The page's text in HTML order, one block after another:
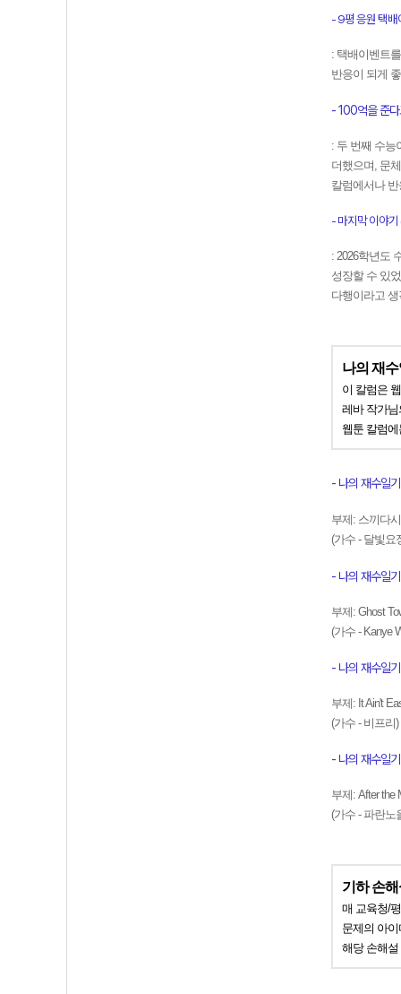
- 9평 응원 택
: 택배이벤트
반응이 되게
- 100억을 준
: 두 번째 수능
더했으며, 문
칼럼에서나
- 마지막 이야기
: 2026학년도
성장할 수 있
다행이라고
나의 재
이 칼럼은
레바 작가
웹툰 칼럼
- 나의 재수일
부제: 스끼다
(가수 - 달빛요
- 나의 재수일
부제: Ghost
(가수 - Kanye
- 나의 재수일
부제: It Ain't
(가수 - 비프리)
- 나의 재수일
부제: After the
(가수 - 파란노
기하 손
매 교육청/
문제의 아
해당 손해